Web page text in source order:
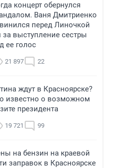
концерт обернулся
Ваня Дмитриенко
перед Линочкой
за выступление сестры
ее голос
21 897 22
ждут в Красноярске?
известно о возможном
президента
19 721 99
на бензин на краевой
заправок в Красноярске